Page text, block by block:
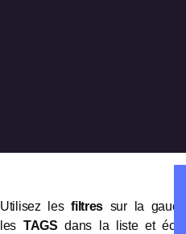
Utilisez lesfiltres sur la
les TAGS dans la liste et